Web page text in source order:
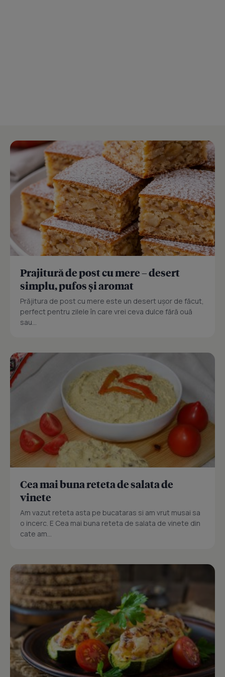
Prajitură de post cu mere – desert
simplu, pufos și aromat
Prăjitura de post cu mere este un desert ușor de făcut,
perfect pentru zilele în care vrei ceva dulce fără ouă
sau...
Cea mai buna reteta de salata de
vinete
Am vazut reteta asta pe bucataras si am vrut musai sa
o incerc. E Cea mai buna reteta de salata de vinete din
cate am...